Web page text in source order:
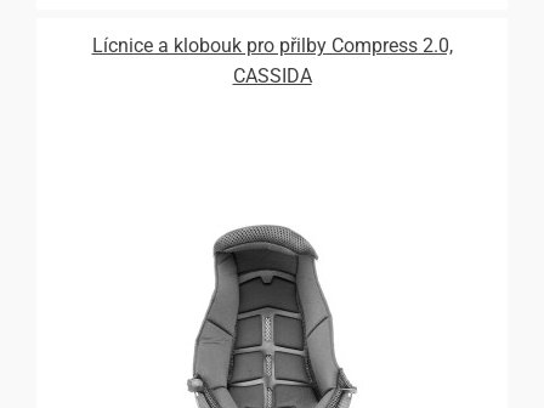
Lícnice a klobouk pro přilby Compress 2.0,
CASSIDA